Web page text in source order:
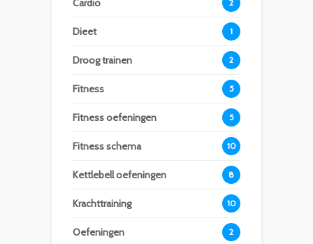
Cardio 2
Dieet 1
Droog trainen 2
Fitness 5
Fitness oefeningen 5
Fitness schema 10
Kettlebell oefeningen 8
Krachttraining 10
Oefeningen 2